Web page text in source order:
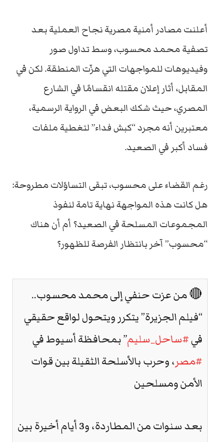
أعلنت مصادر أمنية مصرية نجاح العملية بعد
تصفية محمد محسوب، وسط تداول صور
وفيديوهات للمواجهات التي هزّت المنطقة. لكن في
المقابل، أثار إعلان مقتله انقسامًا في الشارع
المصري، حيث شكك البعض في الرواية الرسمية،
معتبرين أنه مجرد “كبش فداء” لتغطية ملفات
فساد أكبر في الصعيد.
رغم القضاء على محسوب، تبقى التساؤلات مطروحة:
هل كانت هذه المواجهة نهاية تامة لنفوذ
المجموعات المسلحة في الصعيد؟ أم أن هناك
“محسوب” آخر بانتظار الفرصة للظهور؟
🔴 من عزت حنفي إلى محمد محسوب..
“فيلم الجزيرة” يتكرر ويتحول لواقع حقيقي
في#ساحل_سليم” بمحافظة أسيوط في
#مصر، وحرب بالأسلحة الثقيلة بين قوات
الأمن ومسلحين
بعد سنوات من المطاردة، و3 أيام أخيرة بين